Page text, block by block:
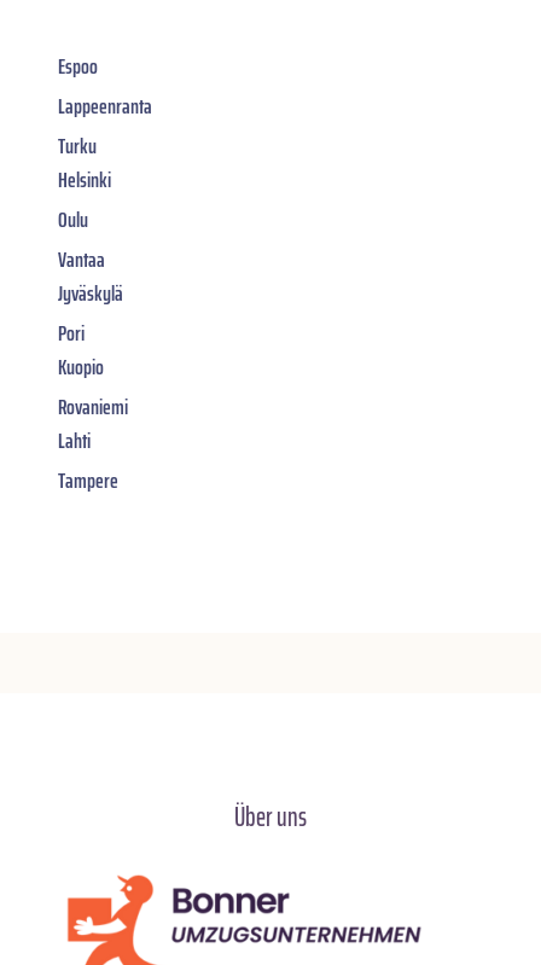
Espoo
Lappeenranta
Turku
Helsinki
Oulu
Vantaa
Jyväskylä
Pori
Kuopio
Rovaniemi
Lahti
Tampere
Über uns